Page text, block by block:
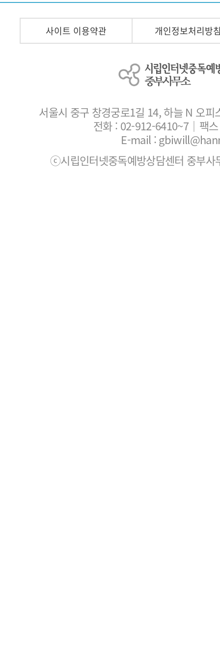
사이트 이용약관 개인정보처리방
서울시 중구 창경궁로1길 14, 하늘 N 오
전화 : 02-912-6410~7 ｜팩
E-mail :
ⓒ시립인터넷중독예방상담센터 중부